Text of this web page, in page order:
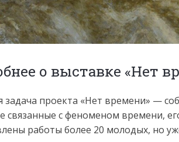
о выставке «Нет
задача проекта «Нет времени» —
связанные с феноменом времени,
работы более 20 молодых, но